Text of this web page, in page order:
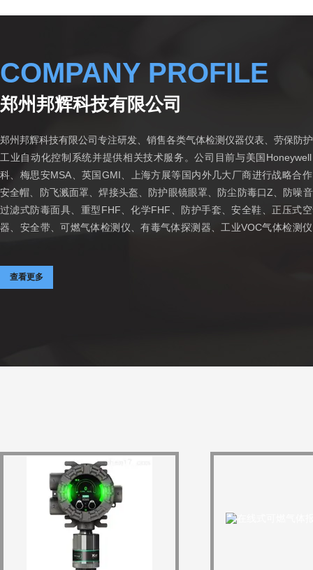
COMPANY PROFILE
郑州邦辉科技有限公司
郑州邦辉科技有限公司专注研发、销售各类气体检测仪器仪表、劳保防
工业自动化控制系统并提供相关技术服务。公司目前与美国
科、梅思安MSA、英国GMI、上海方展等国内外几大厂商进行战略合
安全帽、防飞溅面罩、焊接头盔、防护眼镜眼罩、防尘防毒口Z、防噪
过滤式防毒面具、重型FHF、化学FHF、防护手套、安全鞋、正压式
器、安全带、可燃气体检测仪、有毒气体探测器、工业VOC气体检测
命，积累了各行业实际的应用和整体解决方案。公司产品应用涵盖了
查看更多